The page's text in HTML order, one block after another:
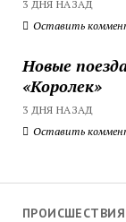
3 ДНЯ НАЗАД
Оставить
Новые
«Королек»
3 ДНЯ НАЗАД
Оставить